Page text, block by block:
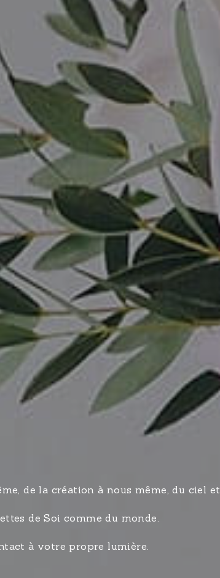
de la création à nous même, du ciel
de Soi comme du monde.
à votre propre lumière.